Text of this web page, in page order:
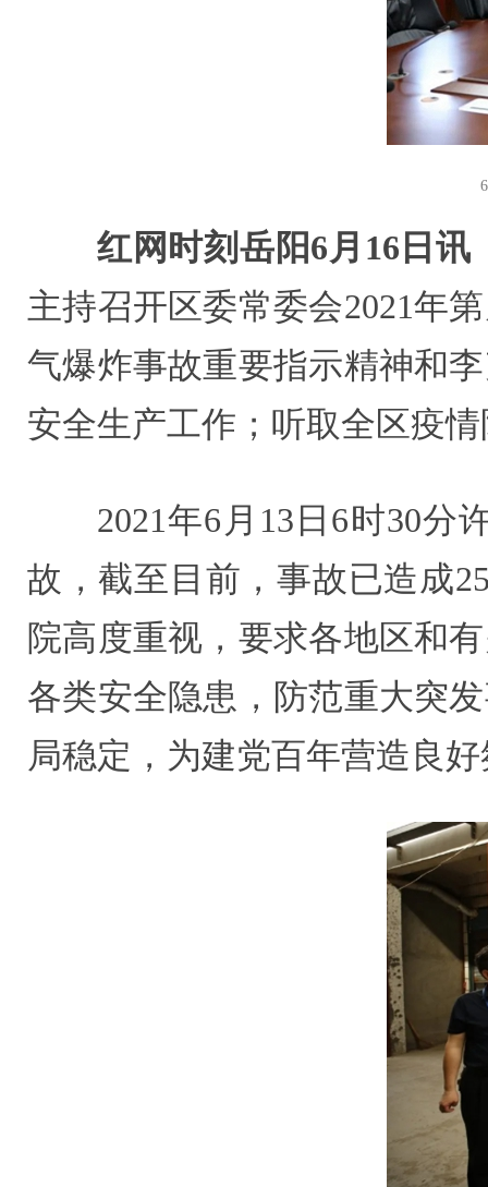
红网时刻岳阳6月16日讯
主持召开区委常委会2021年
气爆炸事故重要指示精神和
安全生产工作；听取全区疫
2021年6月13日6时30
故，截至目前，事故已造成
院高度重视，要求各地区和
各类安全隐患，防范重大突
局稳定，为建党百年营造良